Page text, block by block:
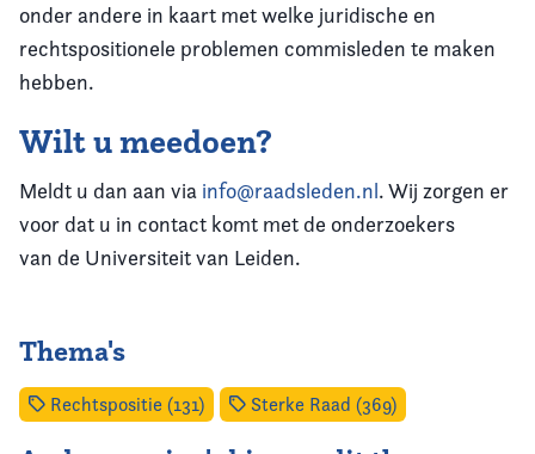
onder andere in kaart met welke juridische en
rechtspositionele problemen commisleden te maken
hebben.
Wilt u meedoen?
Meldt u dan aan via info@raadsleden.nl. Wij zorgen er
voor dat u in contact komt met de onderzoekers
van de Universiteit van Leiden.
Thema's
Rechtspositie (131) Sterke Raad (369)